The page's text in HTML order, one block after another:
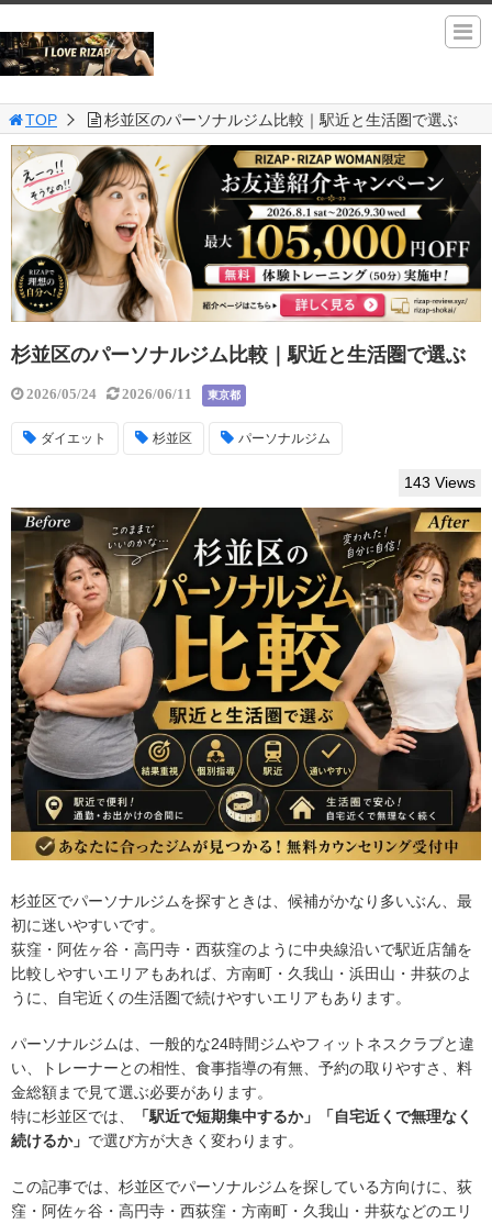
TOP 杉並区のパーソナルジム比較｜駅近と生活圏で選ぶ
杉並区のパーソナルジム比較｜駅近と生活圏で選ぶ
2026/05/24 2026/06/11 東京都
ダイエット 杉並区 パーソナルジム
143 Views
杉並区でパーソナルジムを探すときは、候補がかなり多いぶん、最
初に迷いやすいです。
荻窪・阿佐ヶ谷・高円寺・西荻窪のように中央線沿いで駅近店舗を
比較しやすいエリアもあれば、方南町・久我山・浜田山・井荻のよ
うに、自宅近くの生活圏で続けやすいエリアもあります。
パーソナルジムは、一般的な24時間ジムやフィットネスクラブと違
い、トレーナーとの相性、食事指導の有無、予約の取りやすさ、料
金総額まで見て選ぶ必要があります。
特に杉並区では、
「駅近で短期集中するか」「自宅近くで無理なく
続けるか」 で選び方が大きく変わります。
この記事では、杉並区でパーソナルジムを探している方向けに、荻
窪・阿佐ヶ谷・高円寺・西荻窪・方南町・久我山・井荻などのエリ